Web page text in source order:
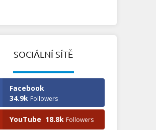
SOCIÁLNÍ SÍTĚ
Facebook
34.9k Followers
YouTube 18.8k Followers